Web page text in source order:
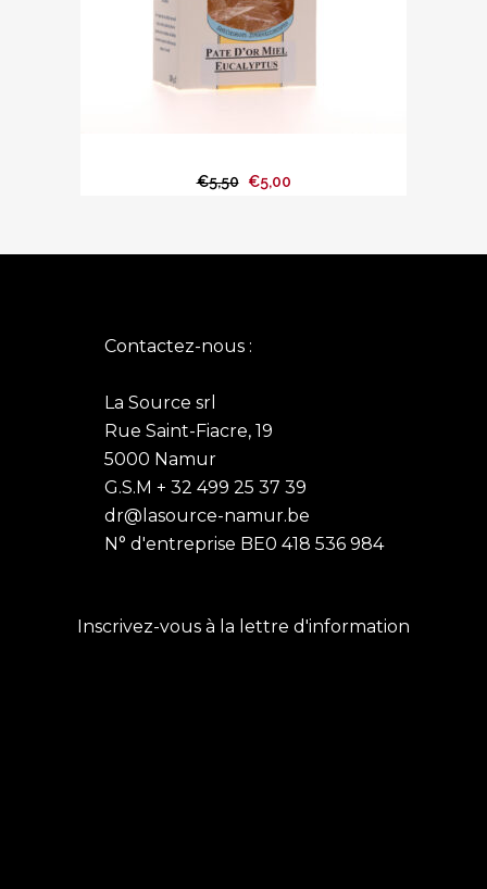
€5,50 Le
€5,00Le
Contactez-nous :
La Source srl
Rue Saint-Fiacre, 19
5000 Namur
G.S.M + 32 499 25 37 39
dr@lasource-namur.be
N° d'entreprise BE0 418 536 984
Inscrivez-vous à la lettre d'information